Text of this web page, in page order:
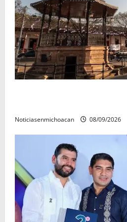
Noticiasenmichoacan 08/09/2026